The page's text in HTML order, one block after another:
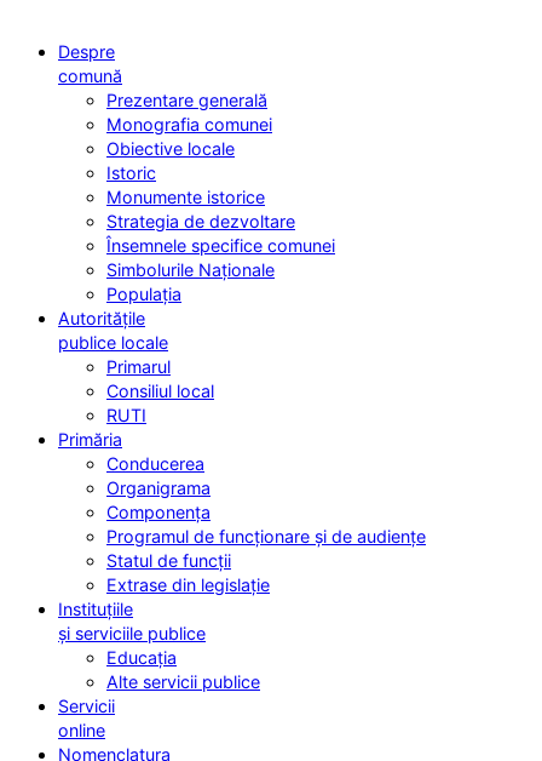
Despre
comună
Prezentare generală
Monografia comunei
Obiective locale
Istoric
Monumente istorice
Strategia de dezvoltare
Însemnele specifice comunei
Simbolurile Naționale
Populația
Autoritățile
publice locale
Primarul
Consiliul local
RUTI
Primăria
Conducerea
Organigrama
Componența
Programul de funcționare și de audiențe
Statul de funcții
Extrase din legislație
Instituțiile
și serviciile publice
Educația
Alte servicii publice
Servicii
online
Nomenclatura